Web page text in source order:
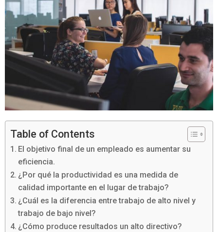
Table of Contents
El objetivo final de un empleado es aumentar su
eficiencia.
¿Por qué la productividad es una medida de
calidad importante en el lugar de trabajo?
¿Cuál es la diferencia entre trabajo de alto nivel y
trabajo de bajo nivel?
¿Cómo produce resultados un alto directivo?